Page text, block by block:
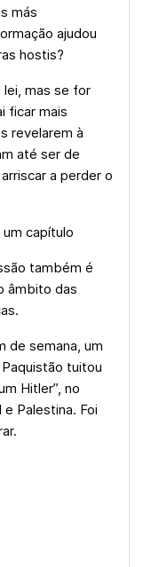
más
ajudou
hostis?
lei, mas se for
ficar mais
revelarem à
até ser de
a perder o
capítulo
também é
âmbito das
de semana, um
tuitou
Hitler”, no
Palestina. Foi